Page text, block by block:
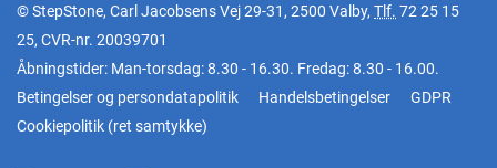
© StepStone, Carl Jacobsens Vej 29-31, 2500 Valby, Tlf. 72 25 15
25, CVR-nr. 20039701
Åbningstider: Man-torsdag: 8.30 - 16.30. Fredag: 8.30 - 16.00.
Betingelser og persondatapolitik
Handelsbetingelser
GDPR
Cookiepolitik (ret samtykke)